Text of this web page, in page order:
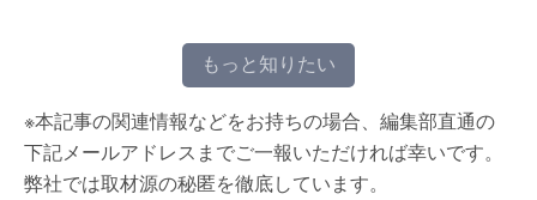
もっと知りたい
※本記事の関連情報などをお持ちの場合、編集部直通の
下記メールアドレスまでご一報いただければ幸いです。
弊社では取材源の秘匿を徹底しています。